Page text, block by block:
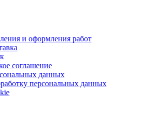
и оформления работ
соглашение
данных
персональных данных